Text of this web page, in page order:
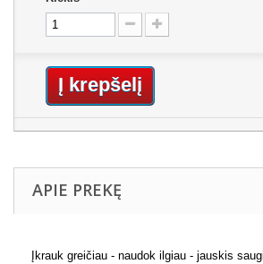
Į krepšelį
APIE PREKĘ
Įkrauk greičiau - naudok ilgiau - jauskis